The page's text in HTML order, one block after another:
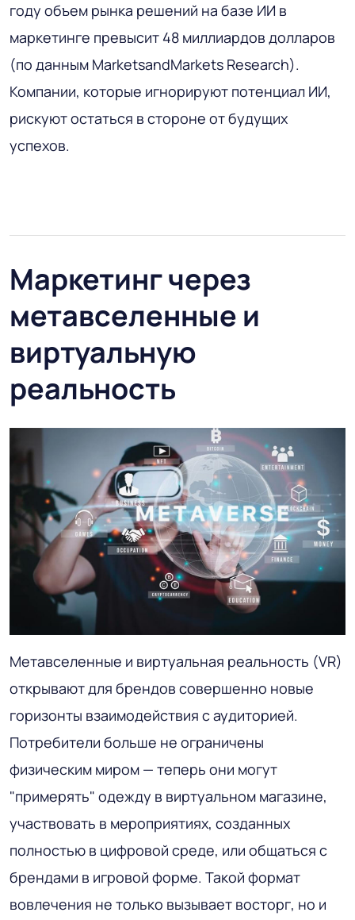
году объем рынка решений на базе ИИ в
маркетинге превысит 48 миллиардов долларов
(по данным MarketsandMarkets Research).
Компании, которые игнорируют потенциал ИИ,
рискуют остаться в стороне от будущих
успехов.
Маркетинг через
метавселенные и
виртуальную
реальность
Метавселенные и виртуальная реальность (VR)
открывают для брендов совершенно новые
горизонты взаимодействия с аудиторией.
Потребители больше не ограничены
физическим миром — теперь они могут
"примерять" одежду в виртуальном магазине,
участвовать в мероприятиях, созданных
полностью в цифровой среде, или общаться с
брендами в игровой форме. Такой формат
вовлечения не только вызывает восторг, но и